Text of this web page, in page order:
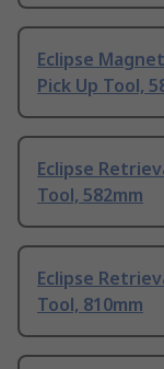
Eclipse
Pick Up Tool,
Eclipse
Tool, 582mm
Eclipse
Tool, 810mm